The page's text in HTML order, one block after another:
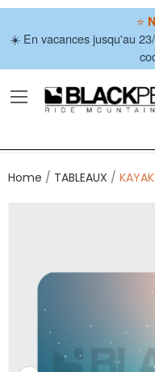
⭐
☀️ En vacances jusqu'au
Home TABLEAUX